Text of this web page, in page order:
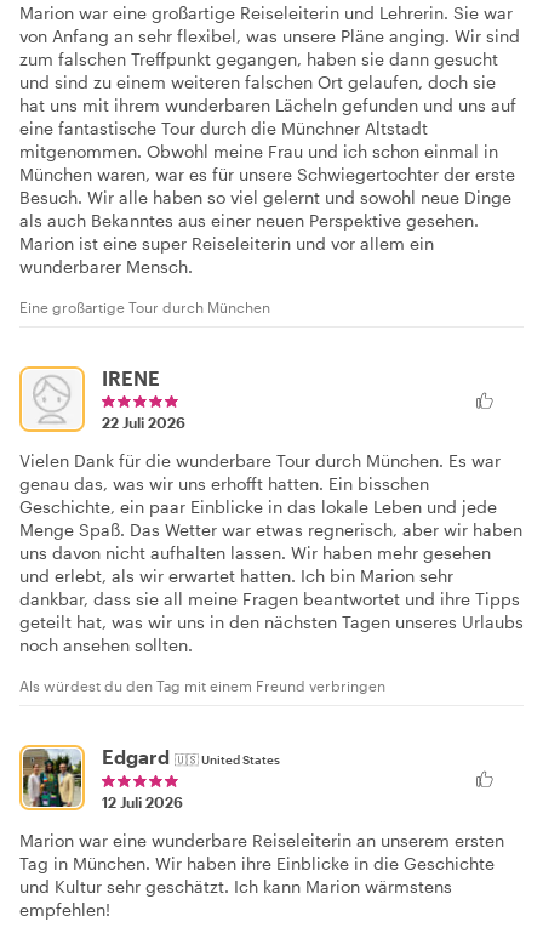
Marion war eine großartige Reiseleiterin und Lehrerin. Sie war
von Anfang an sehr flexibel, was unsere Pläne anging. Wir sind
zum falschen Treffpunkt gegangen, haben sie dann gesucht
und sind zu einem weiteren falschen Ort gelaufen, doch sie
hat uns mit ihrem wunderbaren Lächeln gefunden und uns auf
eine fantastische Tour durch die Münchner Altstadt
mitgenommen. Obwohl meine Frau und ich schon einmal in
München waren, war es für unsere Schwiegertochter der erste
Besuch. Wir alle haben so viel gelernt und sowohl neue Dinge
als auch Bekanntes aus einer neuen Perspektive gesehen.
Marion ist eine super Reiseleiterin und vor allem ein
wunderbarer Mensch.
Eine großartige Tour durch München
IRENE
22 Juli 2026
Vielen Dank für die wunderbare Tour durch München. Es war
genau das, was wir uns erhofft hatten. Ein bisschen
Geschichte, ein paar Einblicke in das lokale Leben und jede
Menge Spaß. Das Wetter war etwas regnerisch, aber wir haben
uns davon nicht aufhalten lassen. Wir haben mehr gesehen
und erlebt, als wir erwartet hatten. Ich bin Marion sehr
dankbar, dass sie all meine Fragen beantwortet und ihre Tipps
geteilt hat, was wir uns in den nächsten Tagen unseres Urlaubs
noch ansehen sollten.
Als würdest du den Tag mit einem Freund verbringen
Edgard 🇺🇸United States
12 Juli 2026
Marion war eine wunderbare Reiseleiterin an unserem ersten
Tag in München. Wir haben ihre Einblicke in die Geschichte
und Kultur sehr geschätzt. Ich kann Marion wärmstens
empfehlen!